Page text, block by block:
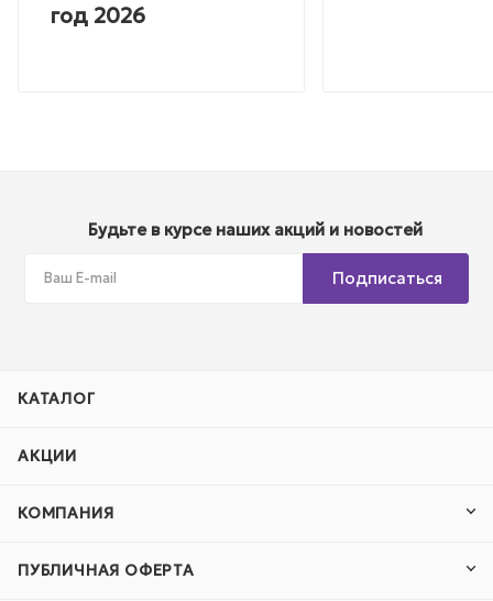
год 2026
Будьте в курсе наших акций и новостей
Подписаться
КАТАЛОГ
АКЦИИ
КОМПАНИЯ
ПУБЛИЧНАЯ ОФЕРТА